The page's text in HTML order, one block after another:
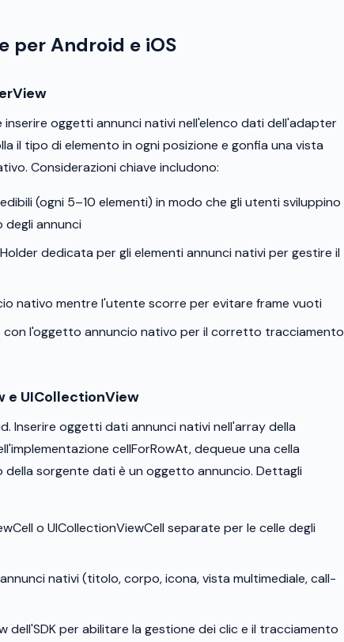
per Android e iOS
oggetti annunci nativi nell'elenco dati dell'adapter
il tipo di elemento in ogni posizione e gonfia una vista
Considerazioni chiave includono:
(ogni 5–10 elementi) in modo che gli utenti sviluppino
annunci
dedicata per gli elementi annunci nativi per gestire il
nativo mentre l'utente scorre per evitare frame vuoti
con l'oggetto annuncio nativo per il corretto tracciamento
e UICollectionView
Inserire oggetti dati annunci nativi nell'array della
cellForRowAt, dequeue una cella
sorgente dati è un oggetto annuncio. Dettagli
o UICollectionViewCell separate per le celle degli
nativi (titolo, corpo, icona, vista multimediale, call-
dell'SDK per abilitare la gestione dei clic e il tracciamento